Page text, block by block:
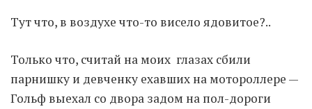
Тут что, в воздухе что-то висело ядовитое?..
Только что, считай на моих глазах сбили
парнишку и девченку ехавших на мотороллере —
Гольф выехал со двора задом на пол-дороги